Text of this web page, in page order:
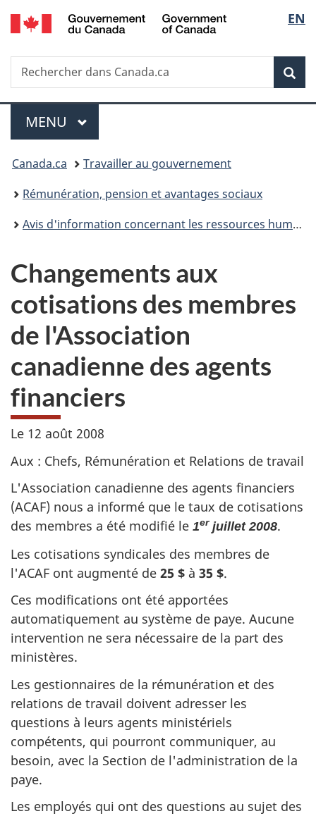
Passer
au
principal
Passer
à
Au
du
Passer
à
version
simplifiée
de
la
EN
Recherche
Rechercher
dans
Menu
MENU PRINCIPAL
Vous
êtes
ici :
Canada.ca
Travailler au gouvernement
Rémunération, pension et avantages sociaux
Avis d'information concernant les ressources humaines
Changements aux
cotisations des membres
de l'Association
canadienne des agents
financiers
Le 12 août 2008
Aux : Chefs, Rémunération et Relations de travail
L'Association canadienne des agents financiers
(ACAF) nous a informé que le taux de cotisations
des membres a été modifié le 1erjuillet 2008.
Les cotisations syndicales des membres de
l'ACAF ont augmenté de 25 $ à 35 $.
Ces modifications ont été apportées
automatiquement au système de paye. Aucune
intervention ne sera nécessaire de la part des
ministères.
Les gestionnaires de la rémunération et des
relations de travail doivent adresser les
questions à leurs agents ministériels
compétents, qui pourront communiquer, au
besoin, avec la Section de l'administration de la
paye.
Les employés qui ont des questions au sujet des